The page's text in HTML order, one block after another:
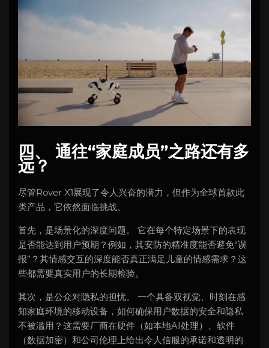
四、 通往“家庭成员”之路还有多
远？
尽管Rover X1展现了令人兴奋的潜力，但作为全球首款此
类产品，它依然面临挑战。
首先，是场景化的深度问题。 它在每个特定场景下的表现
是否能达到用户预期？例如，其安防的精准度能否避免“误
报”？其情感交互的深度能否真正满足儿童的情感需求？这
些都需要真实用户的长期检验。
其次，是公众对隐私的担忧。 一个具备双视觉、时刻在感
知家庭环境的移动设备，如何确保用户数据的安全和隐私
不被滥用？这需要厂商在硬件（如本地AI处理）、软件
（数据加密）和公司伦理上给出令人信服的承诺和透明的